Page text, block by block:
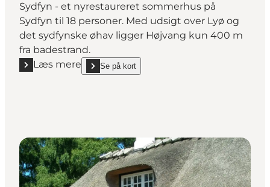
Sydfyn - et nyrestaureret sommerhus på
Sydfyn til 18 personer. Med udsigt over Lyø og
det sydfynske øhav ligger Højvang kun 400 m
fra badestrand.
Læs mere
Læs mere "Højvang Feriebolig"
Se på kort
show Højvang Feriebolig on_map